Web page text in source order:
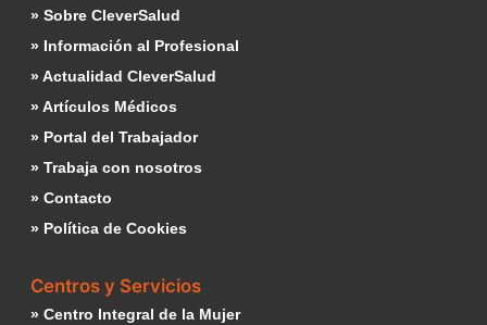
» Sobre CleverSalud
» Información al Profesional
» Actualidad CleverSalud
» Artículos Médicos
» Portal del Trabajador
» Trabaja con nosotros
» Contacto
» Política de Cookies
Centros y Servicios
» Centro Integral de la Mujer